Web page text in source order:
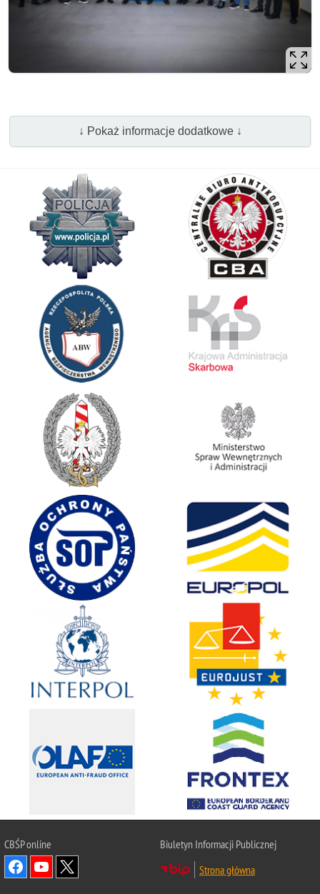
↓ Pokaż informacje dodatkowe ↓
CBŚPonline
Biuletyn Informacji Publicznej
Strona główna